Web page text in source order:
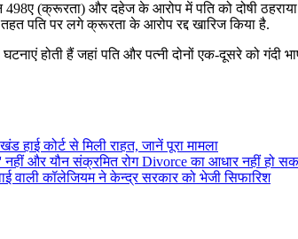
(क्रूरता) और दहेज के आरोप में पति को दोषी
पति पर लगे क्रूरता के आरोप रद्द खारिज किया है.
होती हैं जहां पति और पत्नी दोनों एक-दूसरे को गंदी
कोर्ट से मिली राहत, जानें पूरा मामला
और यौन संक्रमित रोग Divorce का आधार नहीं हो
वाली कॉलेजियम ने केन्द्र सरकार को भेजी सिफारिश